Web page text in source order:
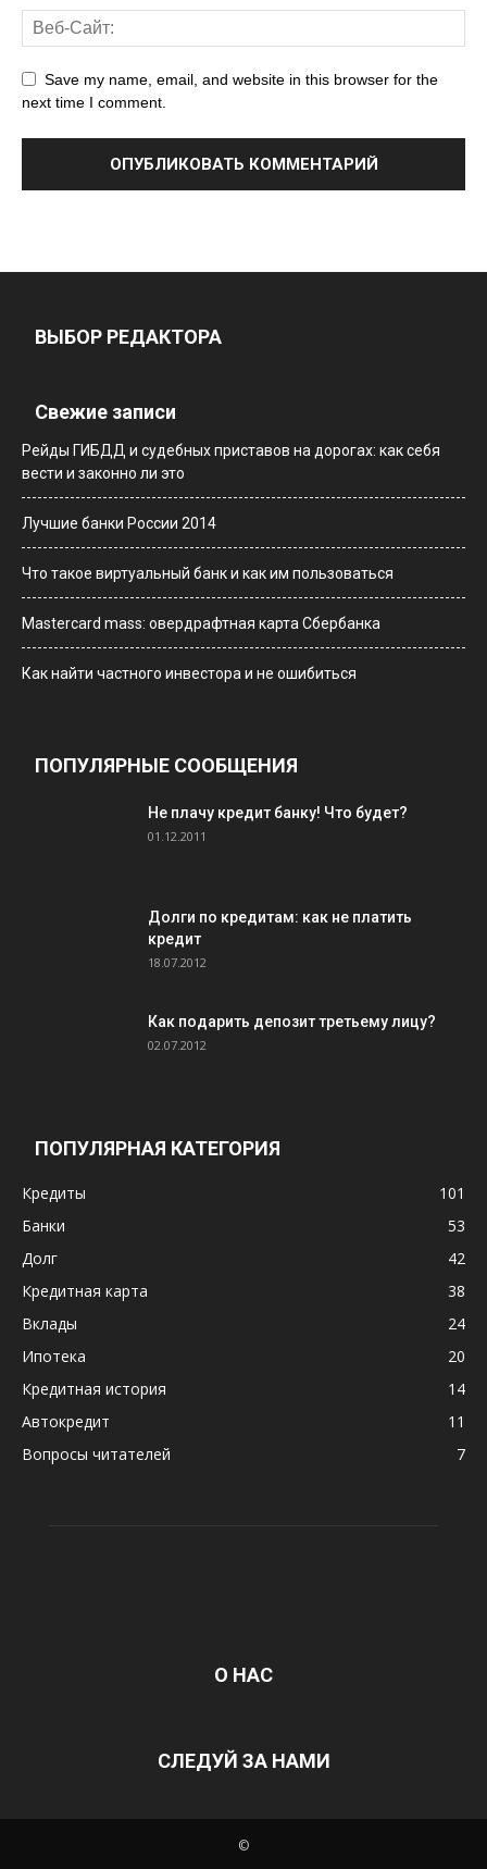
Save my name, email, and website in this browser for the
next time I comment.
ВЫБОР РЕДАКТОРА
Свежие записи
Рейды ГИБДД и судебных приставов на дорогах: как себя
вести и законно ли это
Лучшие банки России 2014
Что такое виртуальный банк и как им пользоваться
Мastercard mass: овердрафтная карта Сбербанка
Как найти частного инвестора и не ошибиться
ПОПУЛЯРНЫЕ СООБЩЕНИЯ
Не плачу кредит банку! Что будет?
01.12.2011
Долги по кредитам: как не платить
кредит
18.07.2012
Как подарить депозит третьему лицу?
02.07.2012
ПОПУЛЯРНАЯ КАТЕГОРИЯ
Кредиты
101
Банки
53
Долг
42
Кредитная карта
38
Вклады
24
Ипотека
20
Кредитная история
14
Автокредит
11
Вопросы читателей
7
О НАС
СЛЕДУЙ ЗА НАМИ
©